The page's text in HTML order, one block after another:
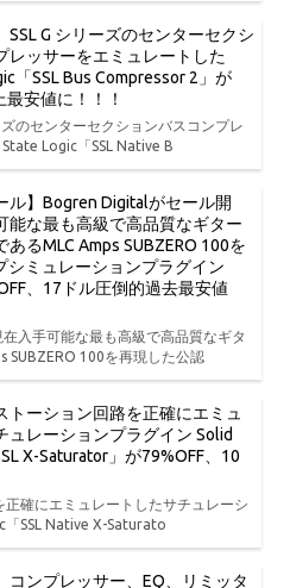
SSL G シリーズのセンターセクシ
レッサーをエミュレートした
「SSL Bus Compressor 2」が
安値に！！！
ズのセンターセクションバスコンプレ
Logic「SSL Native B
ル】Bogren Digitalがセール開
能な最も高級で高品質なギター
あるMLC Amps SUBZERO 100を
ミュレーションプラグイン
、17ドル圧倒的過去最安値
入手可能な最も高級で高品質なギタ
SUBZERO 100を再現した公認
トーション回路を正確にエミュ
ュレーションプラグイン Solid
X-Saturator」が79%OFF、10
確にエミュレートしたサチュレーシ
「SSL Native X-Saturato
コンプレッサー、EQ、リミッタ